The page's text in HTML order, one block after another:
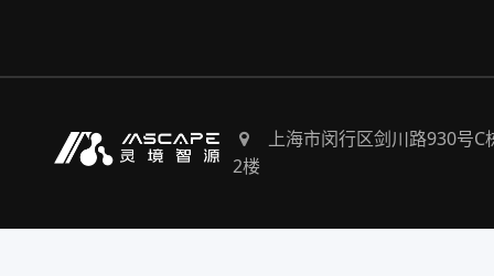
上海市闵行区剑川路930号C
2楼